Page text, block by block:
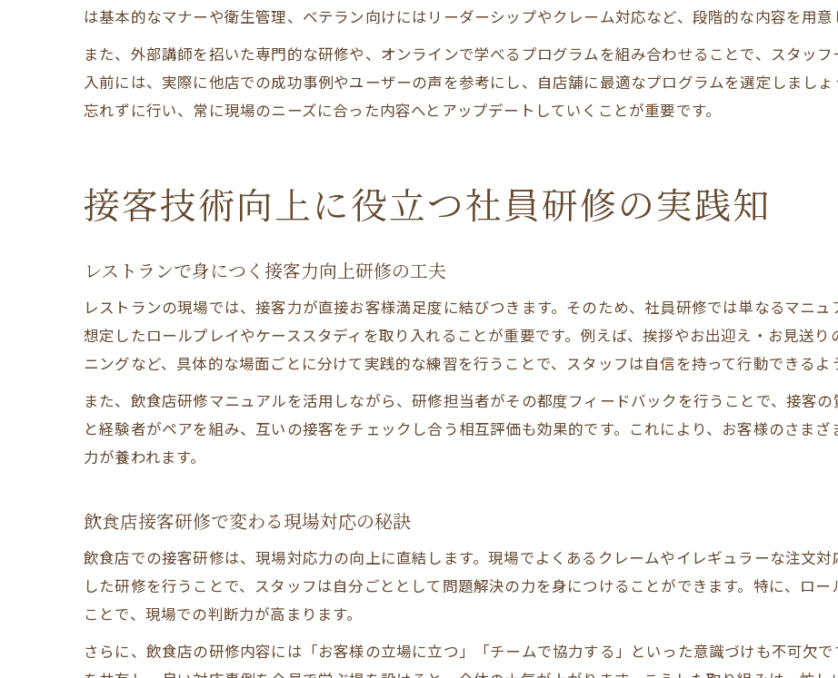
は基本的なマナーや衛生管理、ベテラン向けにはリーダーシップやクレーム対応など、段階的な内容を用意
また、外部講師を招いた専門的な研修や、オンラインで学べるプログラムを組み合わせることで、スタッ
入前には、実際に他店での成功事例やユーザーの声を参考にし、自店舗に最適なプログラムを選定しまし
忘れずに行い、常に現場のニーズに合った内容へとアップデートしていくことが重要です。
接客技術向上に役立つ社員研修の実践知
レストランで身につく接客力向上研修の工夫
レストランの現場では、接客力が直接お客様満足度に結びつきます。そのため、社員研修では単なるマニ
想定したロールプレイやケーススタディを取り入れることが重要です。例えば、挨拶やお出迎え・お見送
ニングなど、具体的な場面ごとに分けて実践的な練習を行うことで、スタッフは自信を持って行動できるよ
また、飲食店研修マニュアルを活用しながら、研修担当者がその都度フィードバックを行うことで、接客
と経験者がペアを組み、互いの接客をチェックし合う相互評価も効果的です。これにより、お客様のさま
力が養われます。
飲食店接客研修で変わる現場対応の秘訣
飲食店での接客研修は、現場対応力の向上に直結します。現場でよくあるクレームやイレギュラーな注文
した研修を行うことで、スタッフは自分ごととして問題解決の力を身につけることができます。特に、ロ
ことで、現場での判断力が高まります。
さらに、飲食店の研修内容には「お客様の立場に立つ」「チームで協力する」といった意識づけも不可欠